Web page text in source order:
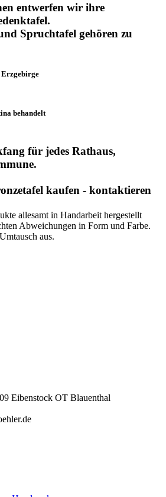
entwerfen wir ihre
Spruchtafel gehören zu
Erzgebirge
behandelt
für jedes Rathaus,
kaufen - kontaktieren
allesamt in Handarbeit hergestellt
Abweichungen in Form und Farbe.
aus.
Eibenstock OT Blauenthal